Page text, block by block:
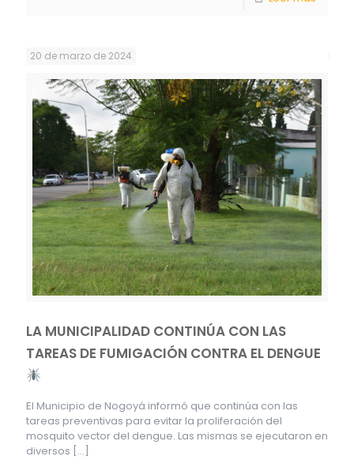
20 de marzo de 2024
LA MUNICIPALIDAD CONTINÚA CON LAS
TAREAS DE FUMIGACIÓN CONTRA EL DENGUE
El Municipio de Nogoyá informó que continúa con las
tareas preventivas para evitar la proliferación del
mosquito vector del dengue. Las mismas se ejecutaron en
diversos […]